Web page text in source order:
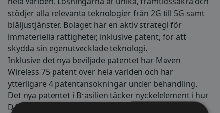
stödjer alla relevanta teknologier från 2G till 5G samt
blåljustjänster. Bolaget har en aktiv strategi för
immateriella rättigheter, inklusive patent, för att
skydda sin egenutvecklade teknologi.
Inklusive det nya beviljade patentet har Maven
Wireless 75 patent över hela världen och har
ytterligare 4 patentansökningar under behandling.
Det nya patentet i Brasilien täcker nyckelelement i hur
DAS-utrustningen (Distributed Antenna System)